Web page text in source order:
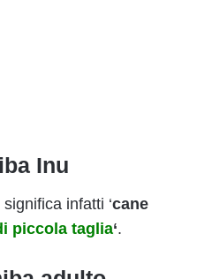
Inu
infatti ‘cane
piccola taglia‘.